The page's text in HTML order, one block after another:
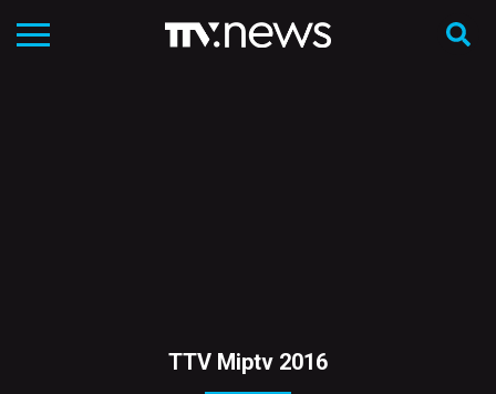
TTV Miptv 2016